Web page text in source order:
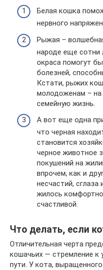
Белая кошка
нервного
Рыжая –
народе еще сотни
окраса помогут
болезней,
Кстати, рыжих
молодоженам –
семейную жизнь.
А вот еще одна
что черная
становится
черное животное
покушений на
впрочем, как и
несчастий,
жилось
счастливой.
Что делать, если
Отличительная черта
кошачьих — стремление к
пути. У кота,